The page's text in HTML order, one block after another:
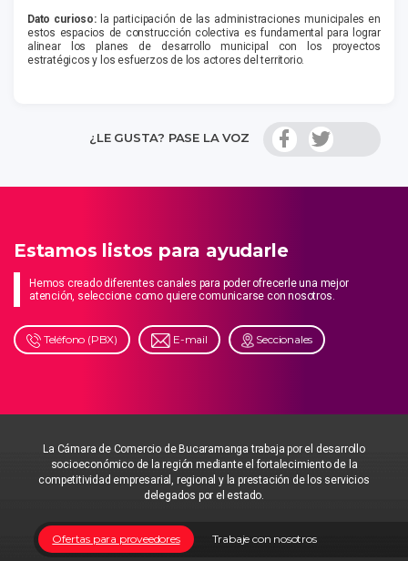
Dato curioso: la participación de las administraciones municipales en
estos espacios de construcción colectiva es fundamental para lograr
alinear los planes de desarrollo municipal con los proyectos
estratégicos y los esfuerzos de los actores del territorio.
¿LE GUSTA? PASE LA VOZ
Estamos listos para ayudarle
Hemos creado diferentes canales para poder ofrecerle una mejor
atención, seleccione como quiere comunicarse con nosotros.
Teléfono (PBX) E-mail Seccionales
La Cámara de Comercio de Bucaramanga trabaja por el desarrollo
socioeconómico de la región mediante el fortalecimiento de la
competitividad empresarial, regional y la prestación de los servicios
delegados por el estado.
Trabaje con nosotros
Ofertas para proveedores